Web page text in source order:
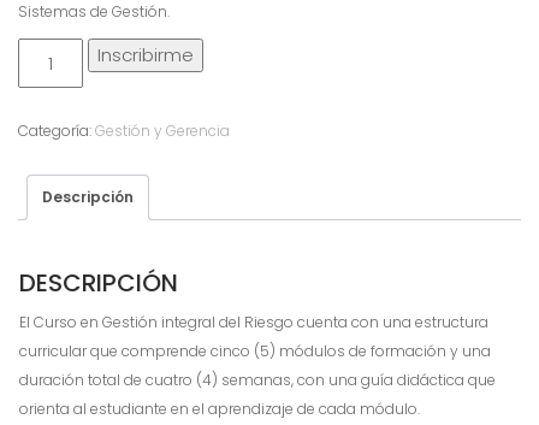
Sistemas de Gestión.
Riesgo
Inscribirme
Categoría:Gestión y Gerencia
Descripción
DESCRIPCIÓN
El Curso en Gestión integral del Riesgo cuenta con una estructura
curricular que comprende cinco (5) módulos de formación y una
duración total de cuatro (4) semanas, con una guía didáctica que
orienta al estudiante en el aprendizaje de cada módulo.